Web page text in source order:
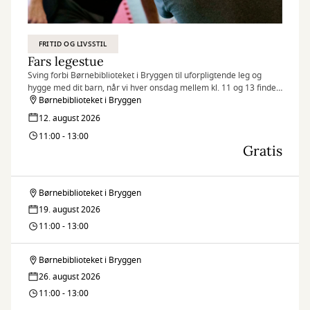
FRITID OG LIVSSTIL
Fars legestue
Sving forbi Børnebiblioteket i Bryggen til uforpligtende leg og
hygge med dit barn, når vi hver onsdag mellem kl. 11 og 13 finder
legetøjet frem og inviterer til Fars legestue.
Børnebiblioteket i Bryggen
12. august 2026
11:00 - 13:00
Gratis
Fars
legestue
Børnebiblioteket i Bryggen
19. august 2026
11:00 - 13:00
Fars
legestue
Børnebiblioteket i Bryggen
26. august 2026
11:00 - 13:00